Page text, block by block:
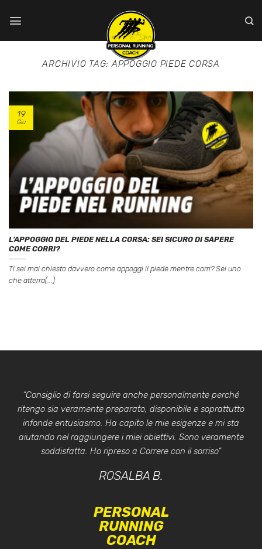
ARCHIVIO TAG:APPOGGIO PIEDE CORSA
L’APPOGGIO DEL PIEDE NELLA CORSA: SEI SICURO DI SAPERE
COME CORRI?
Ti sei mai chiesto davvero come appoggi il piede mentre corri? Sei uno
che atterra(...)
19
Giu
“Consiglio di farsi seguire anche personalmente perché
ritengo sia veramente preparato, disponibile e soprattutto
infonde entusiasmo. Ha capito le mie esigenze e mi sta
aiutando nel raggiungere i miei obiettivi. Sono veramente
soddisfatta. Ho ripreso a Correre con il sorriso”
ROSALBA B.
PERSONAL
RUNNING
COACH